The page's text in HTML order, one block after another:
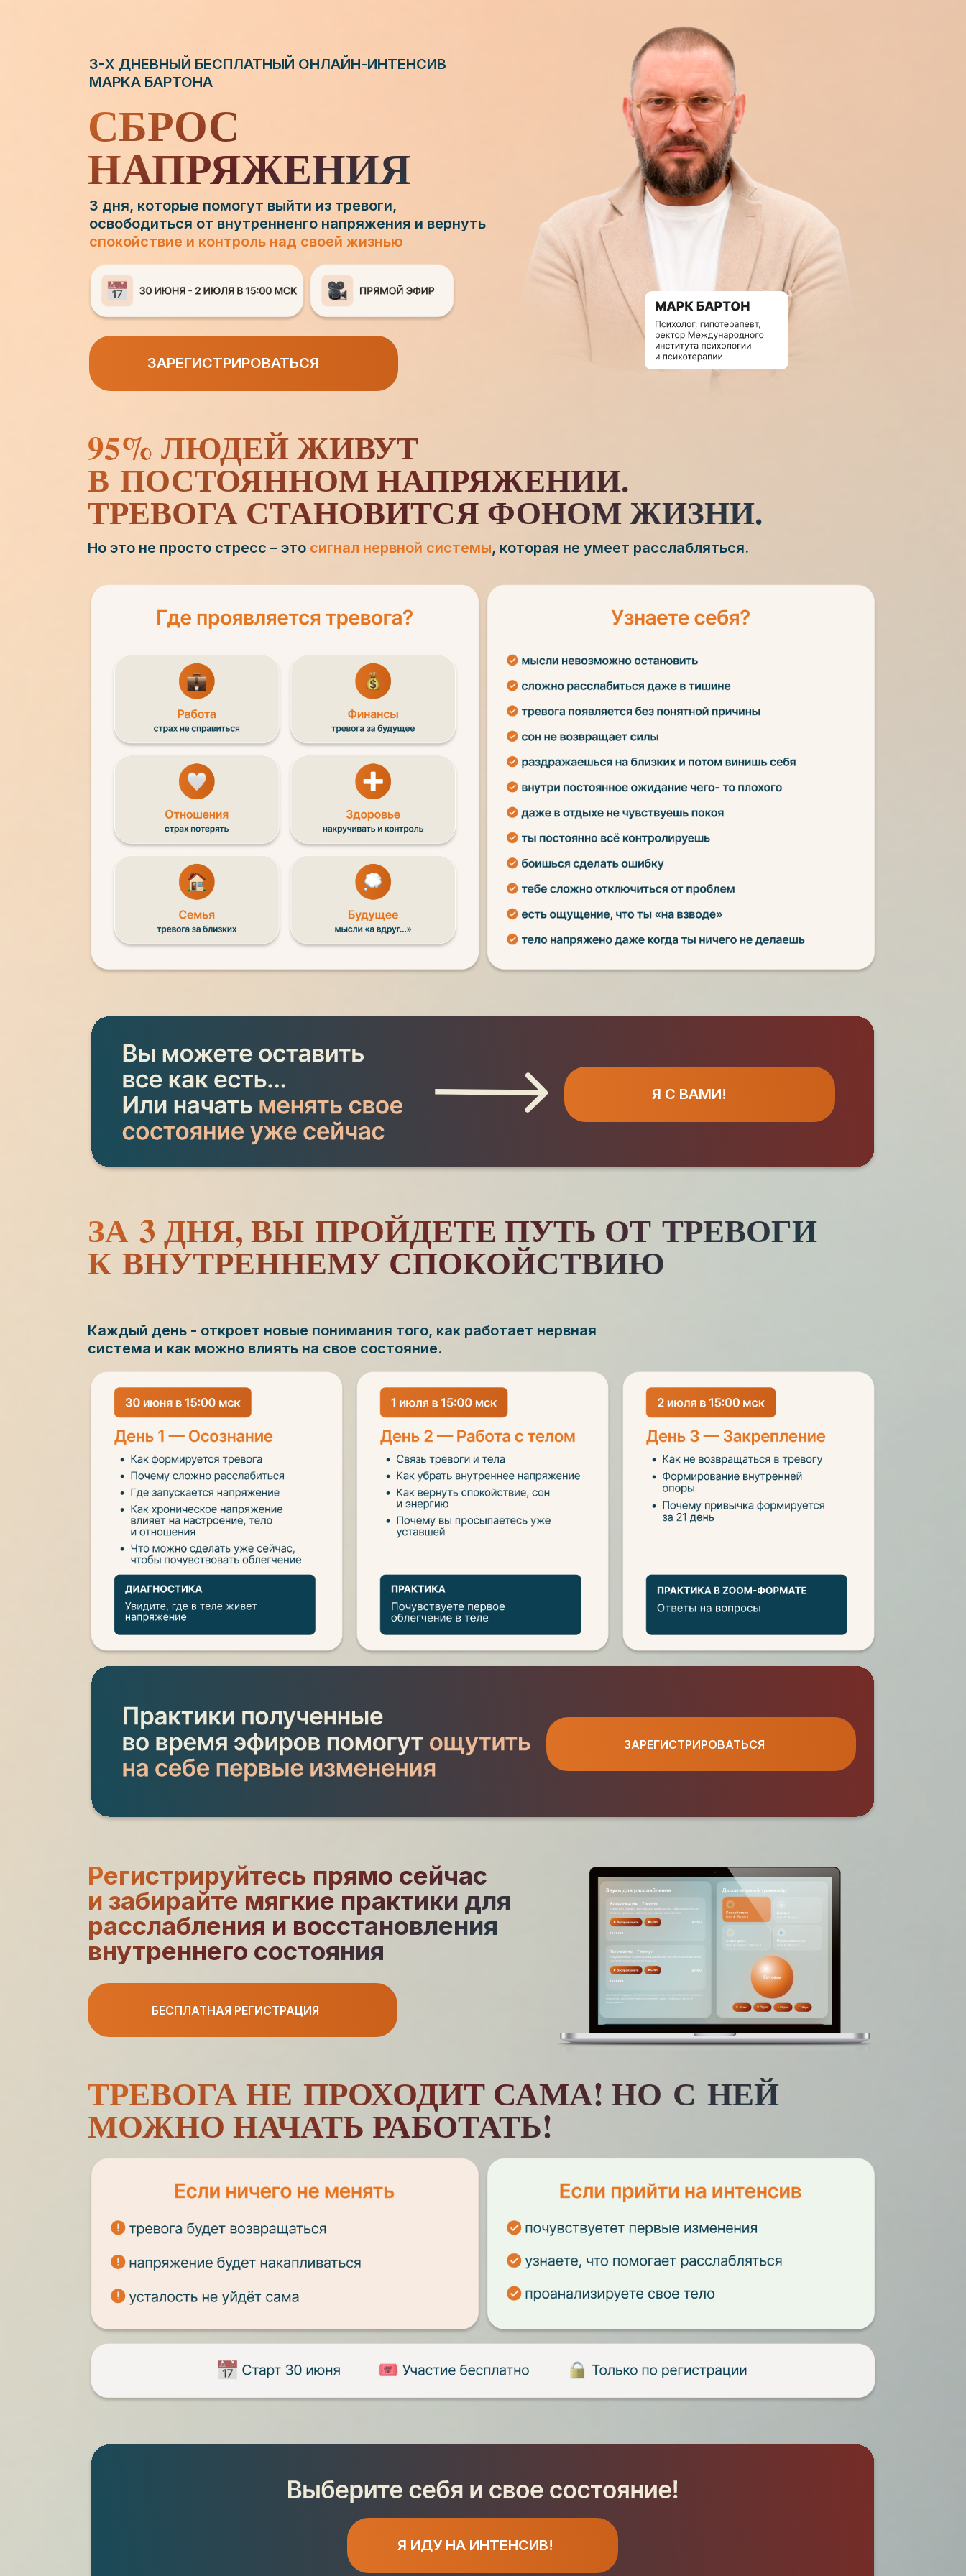
СБРОС
НАПРЯЖЕНИЯ
3 дня, которые помогут выйти из тревоги,
освободиться от внутренненго напряжения и вернуть
спокойствие и контроль над своей жизнью
3-Х ДНЕВНЫЙ БЕСПЛАТНЫЙ ОНЛАЙН-ИНТЕНСИВ
МАРКА БАРТОНА
ЗАРЕГИСТРИРОВАТЬСЯ
95% ЛЮДЕЙ ЖИВУТ
В ПОСТОЯННОМ НАПРЯЖЕНИИ.
ТРЕВОГА СТАНОВИТСЯ ФОНОМ ЖИЗНИ.
Но это не просто стресс – это сигнал нервной системы, которая не умеет расслабляться.
ЗАРЕГИСТРИРОВАТЬСЯ
Я С ВАМИ!
ЗА 3 ДНЯ, ВЫ ПРОЙДЕТЕ ПУТЬ ОТ ТРЕВОГИ
К ВНУТРЕННЕМУ СПОКОЙСТВИЮ
Каждый день - откроет новые понимания того, как работает нервная
система и как можно влиять на свое состояние.
ЗАРЕГИСТРИРОВАТЬСЯ
Регистрируйтесь прямо сейчас
и забирайте мягкие практики для
расслабления и восстановления
внутреннего состояния
БЕСПЛАТНАЯ РЕГИСТРАЦИЯ
ТРЕВОГА НЕ ПРОХОДИТ САМА! НО С НЕЙ
МОЖНО НАЧАТЬ РАБОТАТЬ!
Я ИДУ НА ИНТЕНСИВ!